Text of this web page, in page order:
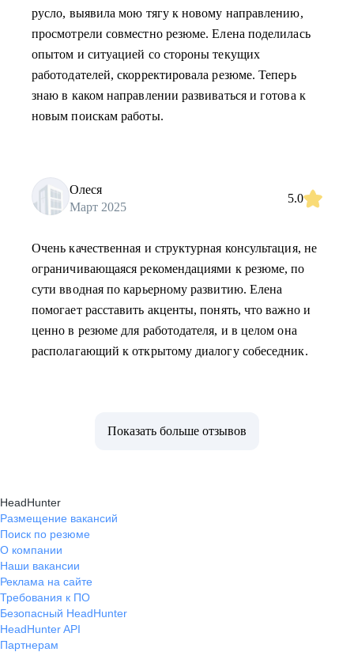
русло, выявила мою тягу к новому направлению,
просмотрели совместно резюме. Елена поделилась
опытом и ситуацией со стороны текущих
работодателей, скорректировала резюме. Теперь
знаю в каком направлении развиваться и готова к
новым поискам работы.
Олеся
Март 2025
5.0
Очень качественная и структурная консультация, не
ограничивающаяся рекомендациями к резюме, по
сути вводная по карьерному развитию. Елена
помогает расставить акценты, понять, что важно и
ценно в резюме для работодателя, и в целом она
располагающий к открытому диалогу собеседник.
Показать больше отзывов
HeadHunter
Размещение вакансий
Поиск по резюме
О компании
Наши вакансии
Реклама на сайте
Требования к ПО
Безопасный HeadHunter
HeadHunter API
Партнерам